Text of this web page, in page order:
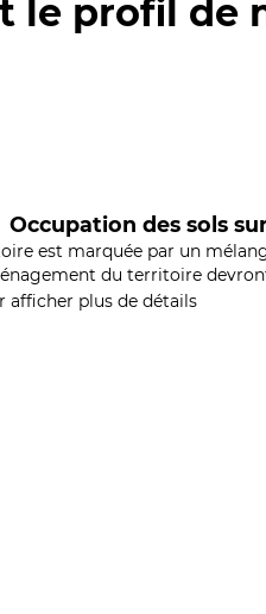
le profil de
Occupation des sols
est marquée par un
du territoire
afficher plus de détails